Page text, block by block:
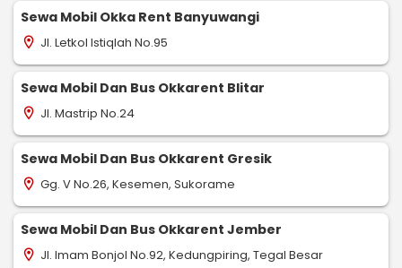
Sewa Mobil Okka Rent Banyuwangi
location_on Jl. Letkol Istiqlah No.95
Sewa Mobil Dan Bus Okkarent Blitar
location_on Jl. Mastrip No.24
Sewa Mobil Dan Bus Okkarent Gresik
location_on Gg. V No.26, Kesemen, Sukorame
Sewa Mobil Dan Bus Okkarent Jember
location_on Jl. Imam Bonjol No.92, Kedungpiring, Tegal Besar